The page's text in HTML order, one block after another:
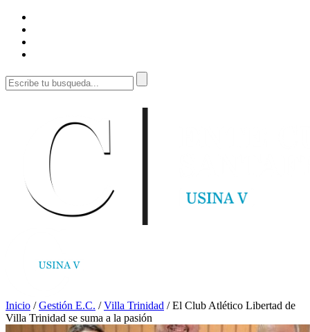
Inicio /Gestión E.C. /Villa Trinidad /El Club Atlético Libertad de
Villa Trinidad se suma a la pasión